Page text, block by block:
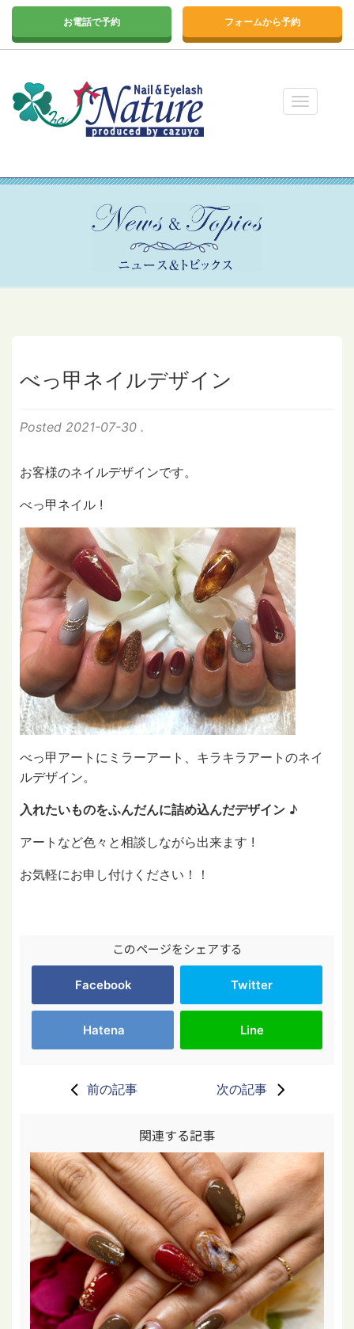
お電話で予約 フォームから予約
べっ甲ネイルデザイン
Posted 2021-07-30 .
お客様のネイルデザインです。
べっ甲ネイル !
べっ甲アートにミラーアート、キラキラアートのネイ
ルデザイン。
入れたいものをふんだんに詰め込んだデザイン ♪
アートなど色々と相談しながら出来ます !
お気軽にお申し付けください！！
このページをシェアする
Facebook Twitter
Hatena Line
前の記事 次の記事
関連する記事